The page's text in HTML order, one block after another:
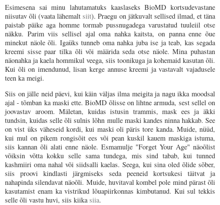
Esimesena sai minu lahutamatuks kaaslaseks BioMD kortsudevastane
niisutav õli (vaata lähemaltsiit). Praegu on jätkuvalt sellised ilmad, et täna
paistab päike aga homme tormab pussnugadega varustatud tuuleiil otse
näkku. Parim viis sellisel ajal oma nahka kaitsta, on panna enne õue
minekut näole õli. Igaüks tunneb oma nahka juba ise ja teab, kas segada
kreemi sisse paar tilka õli või määrida seda otse näole. Mina puhastan
näonahka ja kaela hommikul veega, siis toonikuga ja kohemaid kasutan õli.
Kui õli on imendunud, lisan kerge annuse kreemi ja vastavalt vajadusele
teen ka meigi.
Siis on jälle neid päevi, kui käin väljas ilma meigita ja nagu ikka moodsal
ajal - tõmban ka maski ette. BioMD õlisse on lihtne armuda, sest sellel on
joovastav aroom. Mäletan, kuidas istusin trammis, mask ees ja äkki
tundsin, kuidas selle õli sulnis lõhn mulle maski kandes ninna hakkab. See
on vist üks väheseid kordi, kui maski oli päris tore kanda. Muide, nüüd,
kui mul on pikem rongisõit ees või pean kuskil kauem maskiga istuma,
siis kannan õli alati enne näole. Esmamulje "Forget Your Age" näoõlist
võiksin võtta kokku selle sama tundega, mis sind tabab, kui tunned
kashmiiri oma nahal või siidsalli kaelas. Seega, kui sina oled õlide sõber,
siis proovi kindlasti järgmiseks seda peeneid kortsukesi täitvat ja
nahapinda silendavat näoõli. Muide, huvitaval kombel pole mind pärast õli
kasutamist enam ka vistrikud lõuapiirkonnas kimbutanud. Kui sul tekkis
selle õli vastu huvi, siis kiikasiia.